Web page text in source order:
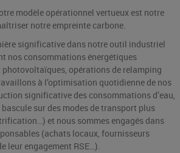
modèle opérationnel vertueux est notre
notre empreinte carbone.
significative dans notre outil industriel
nos consommations énergétiques
photovoltaïques, opérations de relamping
à l’optimisation quotidienne de nos
significative des consommations d’eau,
sur des modes de transport plus
et nous sommes engagés dans
(achats locaux, fournisseurs
leur engagement RSE…).